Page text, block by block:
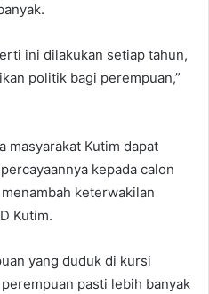
ini dilakukan setiap tahun,
politik bagi perempuan,”
masyarakat Kutim dapat
kepada calon
keterwakilan
Kutim.
yang duduk di kursi
pasti lebih banyak